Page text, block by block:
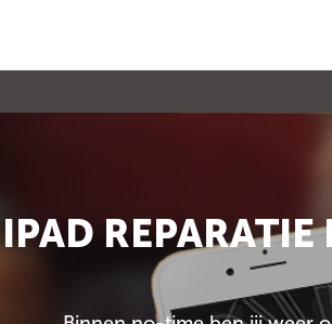
IPAD REPARATIE